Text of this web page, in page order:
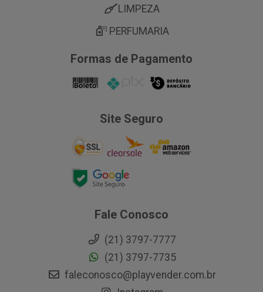
LIMPEZA
PERFUMARIA
Formas de Pagamento
Site Seguro
Fale Conosco
(21) 3797-7777
(21) 3797-7735
faleconosco@playvender.com.br